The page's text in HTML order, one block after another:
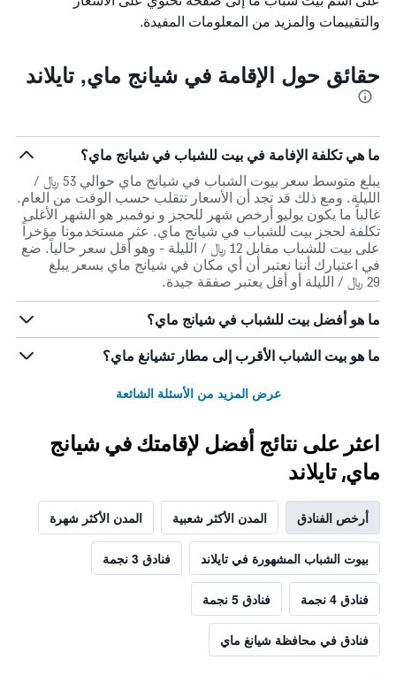
والتقييمات والمزيد من المعلومات المفيدة.
حقائق حول الإقامة في شيانج ماي, تايلاند
ما هي تكلفة الإفامة في بيت للشباب في شيانج ماي؟
يبلغ متوسط سعر بيوت الشباب في شيانج ماي حوالي 53 ﷼ /
الليلة. ومع ذلك قد تجد أن الأسعار تتقلب حسب الوقت من العام.
غالباً ما يكون يوليو أرخص شهر للحجز و نوفمبر هو الشهر الأغلى
تكلفة لحجز بيت للشباب في شيانج ماي. عثر مستخدمونا مؤخراً
على بيت للشباب مقابل 12 ﷼ / الليلة - وهو أقل سعر حالياً. ضع
في اعتبارك أننا نعتبر أن أي مكان في شيانج ماي بسعر يبلغ
29 ﷼ / الليلة أو أقل يعتبر صفقة جيدة.
ما هو أفضل بيت للشباب في شيانج ماي؟
ما هو بيت الشباب الأقرب إلى مطار تشيانغ ماي؟
عرض المزيد من الأسئلة الشائعة
اعثر على نتائج أفضل لإقامتك في شيانج
ماي, تايلاند
أرخص الفنادق المدن الأكثر شعبية المدن الأكثر شهرة
بيوت الشباب المشهورة في تايلاند فنادق 3 نجمة
فنادق 4 نجمة فنادق 5 نجمة
فنادق في محافظة شيانغ ماي